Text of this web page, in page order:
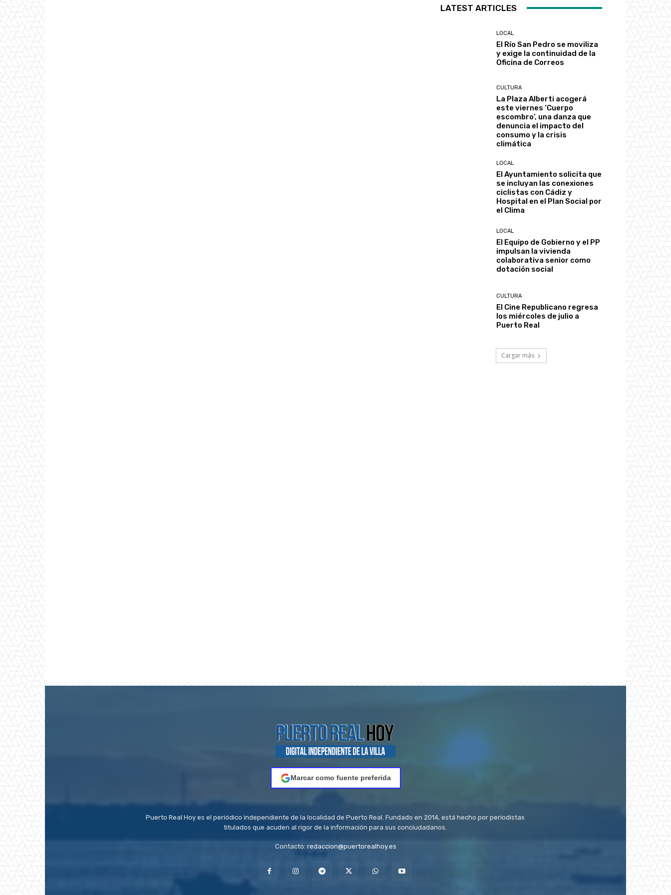
LATEST ARTICLES
LOCAL
El Río San Pedro se moviliza
y exige la continuidad de la
Oficina de Correos
CULTURA
La Plaza Alberti acogerá
este viernes ‘Cuerpo
escombro’, una danza que
denuncia el impacto del
consumo y la crisis
climática
LOCAL
El Ayuntamiento solicita que
se incluyan las conexiones
ciclistas con Cádiz y
Hospital en el Plan Social por
el Clima
LOCAL
El Equipo de Gobierno y el PP
impulsan la vivienda
colaborativa senior como
dotación social
CULTURA
El Cine Republicano regresa
los miércoles de julio a
Puerto Real
Cargar más
Marcar como fuente preferida
Puerto Real Hoy es el periódico independiente de la localidad de Puerto Real. Fundado en 2014, está hecho por periodistas
titulados que acuden al rigor de la información para sus conciudadanos.
Contacto: redaccion@puertorealhoy.es